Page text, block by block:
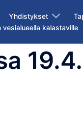
Yhdistykset
vesialueella kalastaville